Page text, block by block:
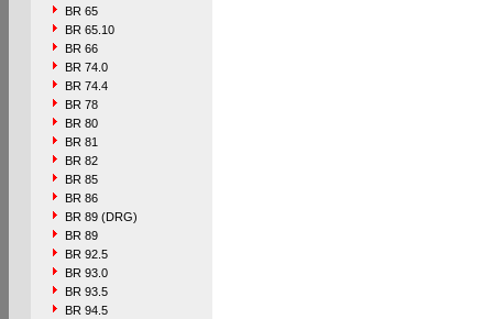
BR 65
BR 65.10
BR 66
BR 74.0
BR 74.4
BR 78
BR 80
BR 81
BR 82
BR 85
BR 86
BR 89 (DRG)
BR 89
BR 92.5
BR 93.0
BR 93.5
BR 94.5